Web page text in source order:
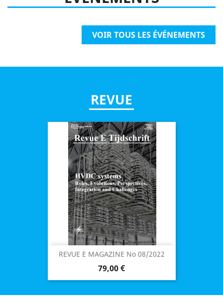
VOIR TOUS LES ÉVÉNEMENTS
REVUE
REVUE E MAGAZINE No 08/2022
Prix
79,00 €